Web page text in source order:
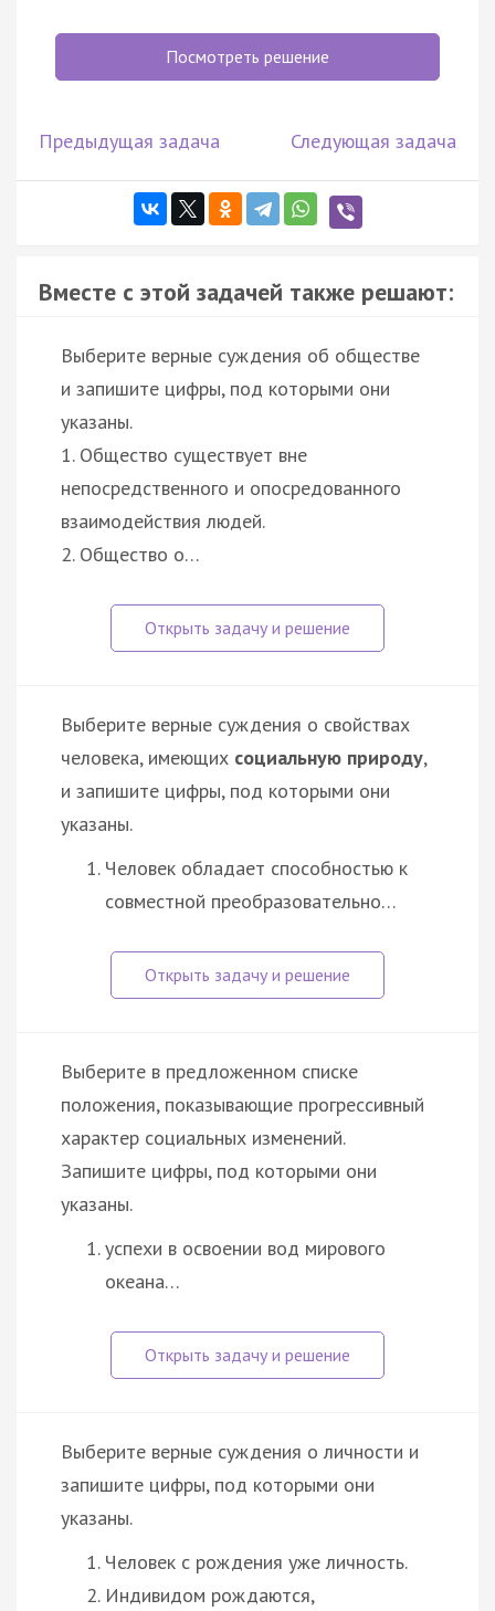
Посмотреть решение
Предыдущая задача Следующая задача
Вместе с этой задачей также решают:
Выберите верные суждения об обществе
и запишите цифры, под которыми они
указаны.
1. Общество существует вне
непосредственного и опосредованного
взаимодействия людей.
2. Общество о…
Выберите верные суждения о свойствах
человека, имеющих социальную природу,
и запишите цифры, под которыми они
указаны.
Человек обладает способностью к
совместной преобразовательно…
Выберите в предложенном списке
положения, показывающие прогрессивный
характер социальных изменений.
Запишите цифры, под которыми они
указаны.
успехи в освоении вод мирового
океана…
Выберите верные суждения о личности и
запишите цифры, под которыми они
указаны.
Человек с рождения уже личность.
Индивидом рождаются,